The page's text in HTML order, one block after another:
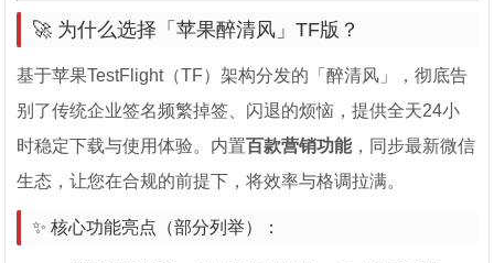
🚀 为什么选择「苹果醉清风」TF版？
基于苹果TestFlight（TF）架构分发的「醉清风」，彻底告
别了传统企业签名频繁掉签、闪退的烦恼，提供全天24小
时稳定下载与使用体验。内置百款营销功能，同步最新微信
生态，让您在合规的前提下，将效率与格调拉满。
✨ 核心功能亮点（部分列举）：